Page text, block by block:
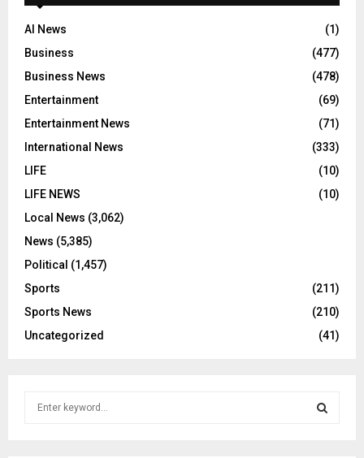
AI News
(1)
Business
(477)
Business News
(478)
Entertainment
(69)
Entertainment News
(71)
International News
(333)
LIFE
(10)
LIFE NEWS
(10)
Local News (3,062)
News (5,385)
Political (1,457)
Sports
(211)
Sports News
(210)
Uncategorized
(41)